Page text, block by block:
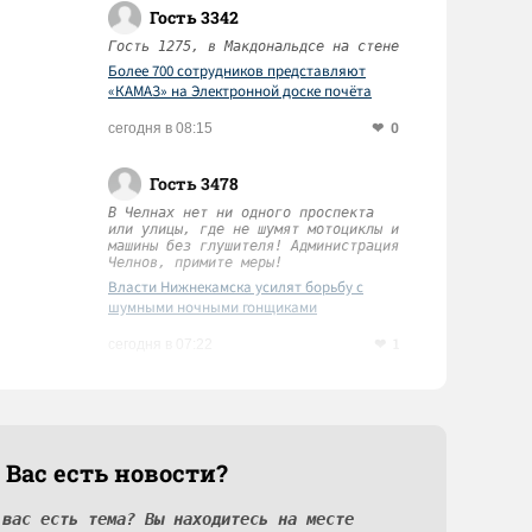
Гость 3342
Гость 1275, в Макдональдсе на стене
Более 700 сотрудников представляют
«КАМАЗ» на Электронной доске почёта
сегодня в 08:15 0
Гость 3478
В Челнах нет ни одного проспекта
или улицы, где не шумят мотоциклы и
машины без глушителя! Администрация
Челнов, примите меры!
Власти Нижнекамска усилят борьбу с
шумными ночными гонщиками
есть новости?
есть тема? Вы находитесь на месте